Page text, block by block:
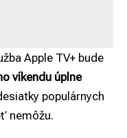
Apple TV+ bude
víkendu úplne
populárnych
nemôžu.